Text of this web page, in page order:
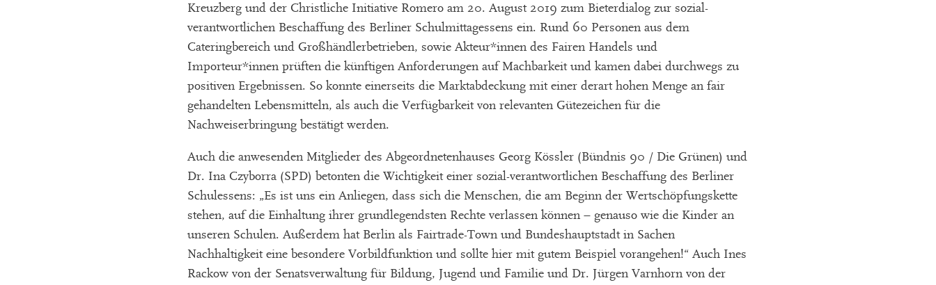
Kreuzberg und der Christliche Initiative Romero am 20. August 2019 zum Bieterdialog zur sozial-
verantwortlichen Beschaffung des Berliner Schulmittagessens ein. Rund 60 Personen aus dem
Cateringbereich und Großhändlerbetrieben, sowie Akteur*innen des Fairen Handels und
Importeur*innen prüften die künftigen Anforderungen auf Machbarkeit und kamen dabei durchwegs zu
positiven Ergebnissen. So konnte einerseits die Marktabdeckung mit einer derart hohen Menge an fair
gehandelten Lebensmitteln, als auch die Verfügbarkeit von relevanten Gütezeichen für die
Nachweiserbringung bestätigt werden.
Auch die anwesenden Mitglieder des Abgeordnetenhauses Georg Kössler (Bündnis 90 / Die Grünen) und
Dr. Ina Czyborra (SPD) betonten die Wichtigkeit einer sozial-verantwortlichen Beschaffung des Berliner
Schulessens: „Es ist uns ein Anliegen, dass sich die Menschen, die am Beginn der Wertschöpfungskette
stehen, auf die Einhaltung ihrer grundlegendsten Rechte verlassen können – genauso wie die Kinder an
unseren Schulen. Außerdem hat Berlin als Fairtrade-Town und Bundeshauptstadt in Sachen
Nachhaltigkeit eine besondere Vorbildfunktion und sollte hier mit gutem Beispiel vorangehen!“ Auch Ines
Rackow von der Senatsverwaltung für Bildung, Jugend und Familie und Dr. Jürgen Varnhorn von der